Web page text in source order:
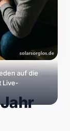
auf die
Live-